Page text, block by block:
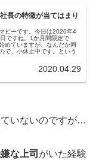
長の特徴が当てはまり
ビーです。今日は2020年4
ですね。1か月間限定で
めていますが、なんだか同
で、小休止中です。という
2020.04.29
いないのですが…
な上司 がいた経験